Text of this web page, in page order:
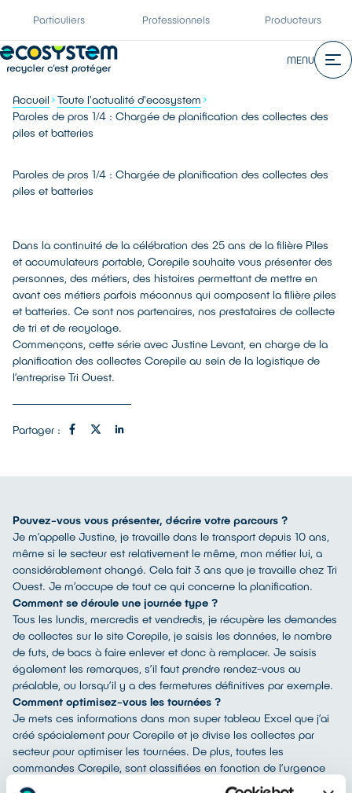
Particuliers Professionnels Producteurs
MENU
Accueil
Toute l'actualité d'ecosystem
Paroles de pros 1/4 : Chargée de planification des collectes des
piles et batteries
Paroles de pros 1/4 : Chargée de planification des collectes des
piles et batteries
Dans la continuité de la célébration des 25 ans de la filière Piles
et accumulateurs portable, Corepile souhaite vous présenter des
personnes, des métiers, des histoires permettant de mettre en
avant ces métiers parfois méconnus qui composent la filière piles
et batteries. Ce sont nos partenaires, nos prestataires de collecte
de tri et de recyclage.
Commençons, cette série avec Justine Levant, en charge de la
planification des collectes Corepile au sein de la logistique de
l’entreprise Tri Ouest.
Partager :
Pouvez-vous vous présenter, décrire votre parcours ?
Je m’appelle Justine, je travaille dans le transport depuis 10 ans,
même si le secteur est relativement le même, mon métier lui, a
considérablement changé. Cela fait 3 ans que je travaille chez Tri
Ouest. Je m’occupe de tout ce qui concerne la planification.
Comment se déroule une journée type ?
Tous les lundis, mercredis et vendredis, je récupère les demandes
de collectes sur le site Corepile, je saisis les données, le nombre
de futs, de bacs à faire enlever et donc à remplacer. Je saisis
également les remarques, s’il faut prendre rendez-vous au
préalable, ou lorsqu’il y a des fermetures définitives par exemple.
Comment optimisez-vous les tournées ?
Je mets ces informations dans mon super tableau Excel que j’ai
créé spécialement pour Corepile et je divise les collectes par
secteur pour optimiser les tournées. De plus, toutes les
commandes Corepile, sont classifiées en fonction de l’urgence
de la collecte. J’ai en charge différents clients pour optimiser au